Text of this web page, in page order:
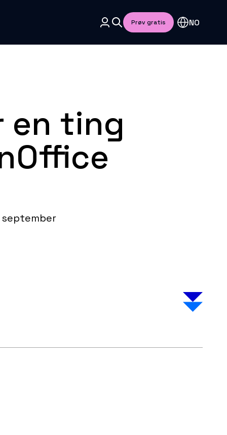
Prøv gratis NO
en ting
september